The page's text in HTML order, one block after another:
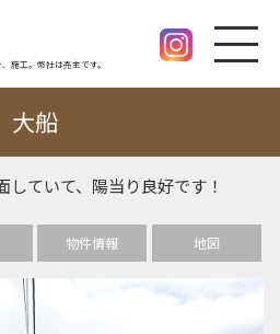
施工。幣社は売主です。
大船
していて、陽当り良好です！
物件情報 地図